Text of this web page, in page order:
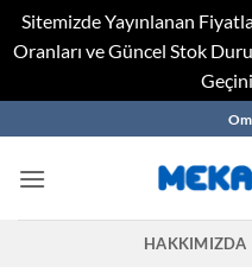
Sitemizde Yayınlanan
Oranları ve Güncel Stok
to
content
HAKKIMIZDA